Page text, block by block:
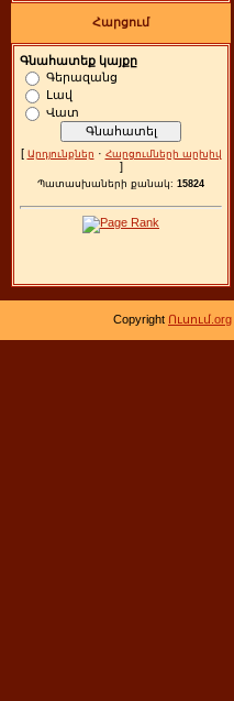
Հարցում
Գնահատեք կայքը
Գերազանց
Լավ
Վատ
[ Արդյունքներ · Հարցումների արխիվ
]
Պատասխաների քանակ: 15824
Copyright Ուսում.org